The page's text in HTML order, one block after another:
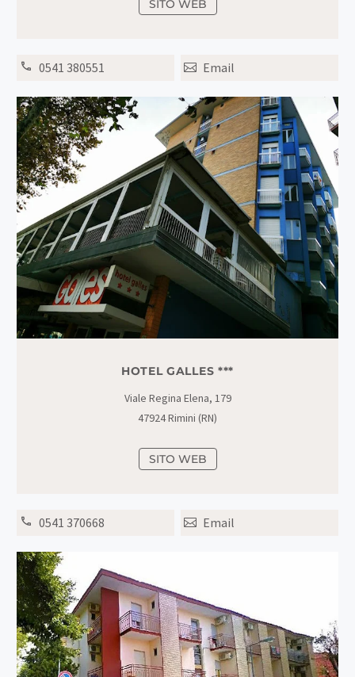
SITO WEB
0541 380551 Email
HOTEL GALLES ***
Viale Regina Elena, 179
47924 Rimini (RN)
SITO WEB
0541 370668 Email